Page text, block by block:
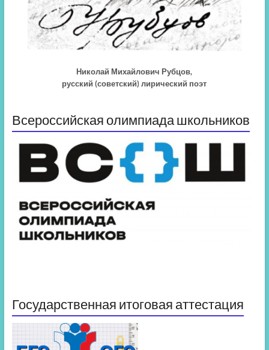
Николай Михайлович Рубцов,
русский (советский) лирический поэт
Всероссийская олимпиада школьников
Государственная итоговая аттестация